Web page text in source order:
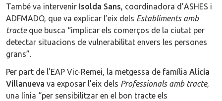
També va intervenir Isolda Sans, coordinadora d’ASHES i
ADFMADO, que va explicar l’eix dels Establiments amb
tracteque busca “implicar els comerços de la ciutat per
detectar situacions de vulnerabilitat envers les persones
grans”.
Per part de l’EAP Vic-Remei, la metgessa de família Alícia
Villanueva va exposar l’eix dels Professionals amb tracte,
una línia “per sensibilitzar en el bon tracte els